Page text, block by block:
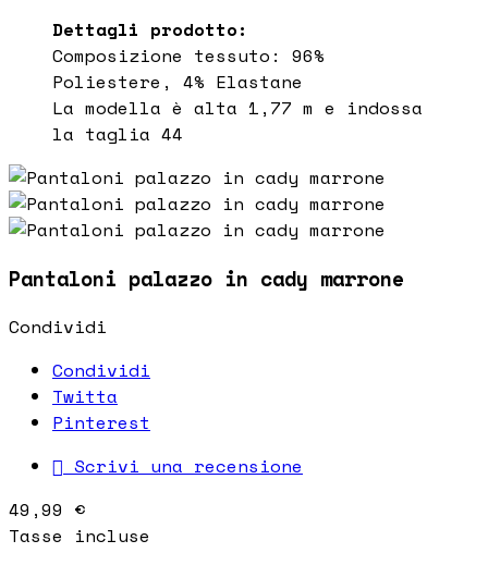
Dettagli prodotto:
Composizione tessuto: 96%
Poliestere, 4% Elastane
La modella è alta 1,77 m e indossa
la taglia 44
Pantaloni palazzo in cady marrone
Condividi
Condividi
Twitta
Pinterest
 Scrivi una recensione
49,99 €
Tasse incluse